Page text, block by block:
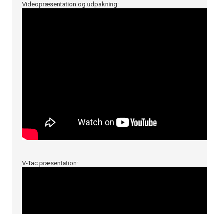
Videopræsentation og udpakning:
V-Tac præsentation: